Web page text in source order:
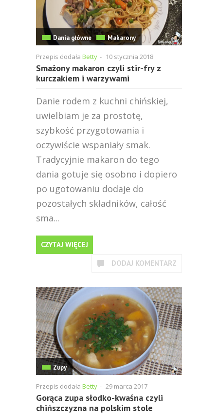
Dania główne Makarony
Przepis dodała Betty - 10 stycznia 2018
Smażony makaron czyli stir-fry z
kurczakiem i warzywami
Danie rodem z kuchni chińskiej,
uwielbiam je za prostotę,
szybkość przygotowania i
oczywiście wspaniały smak.
Tradycyjnie makaron do tego
dania gotuje się osobno i dopiero
po ugotowaniu dodaje do
pozostałych składników, całość
sma...
CZYTAJ WIĘCEJ
DODAJ KOMENTARZ
Zupy
Przepis dodała Betty - 29 marca 2017
Gorąca zupa słodko-kwaśna czyli
chińszczyzna na polskim stole